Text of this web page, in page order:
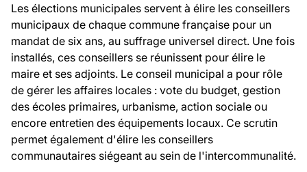
Les élections municipales servent à élire les conseillers
municipaux de chaque commune française pour un
mandat de six ans, au suffrage universel direct. Une fois
installés, ces conseillers se réunissent pour élire le
maire et ses adjoints. Le conseil municipal a pour rôle
de gérer les affaires locales : vote du budget, gestion
des écoles primaires, urbanisme, action sociale ou
encore entretien des équipements locaux. Ce scrutin
permet également d'élire les conseillers
communautaires siégeant au sein de l'intercommunalité.